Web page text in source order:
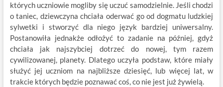
których uczniowie mogliby się uczuć samodzielnie. Jeśli chodzi
o taniec, dziewczyna chciała oderwać go od dogmatu ludzkiej
sylwetki i stworzyć dla niego język bardziej uniwersalny.
Postanowiła jednakże odłożyć to zadanie na później, gdyż
chciała jak najszybciej dotrzeć do nowej, tym razem
cywilizowanej, planety. Dlatego uczyła podstaw, które miały
służyć jej uczniom na najbliższe dziesięć, lub więcej lat, w
trakcie których będzie poznawać coś, co nie jest już żywielą.